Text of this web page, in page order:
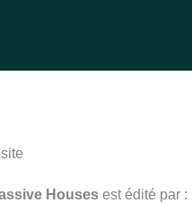
Houses est édité par :